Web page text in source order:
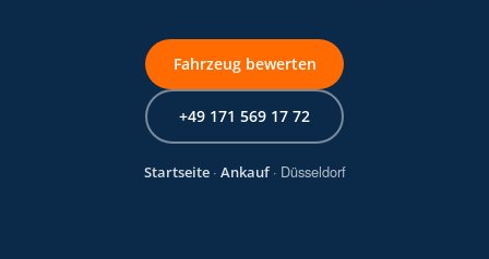
Fahrzeug bewerten
+49 171 569 17 72
Startseite· Ankauf· Düsseldorf